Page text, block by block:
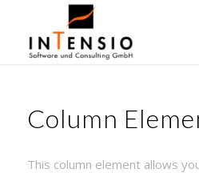
Column
This column element allows